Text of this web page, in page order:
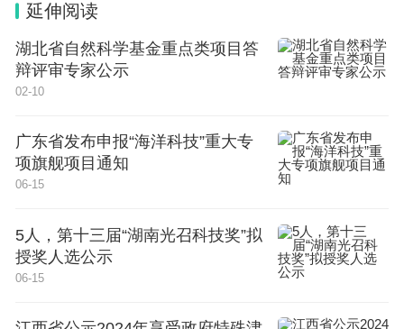
有时间顾及。
直到近退休时，我想应该好好“补补课”了，于是
试着读些名著，比如《复活》《双城记》《红与黑》
但我发现，现在看这些长篇，常常是看了后面，
恒的主题”爱情为主线的，到我现在这个年龄再看，
心情过于冷静，引不起任何共鸣了。所以这“补课”的
计划实践下来不算成功。
延伸阅读
湖北省自然科学基金重点类项目答
辩评审专家公示
02-10
广东省发布申报“海洋科技”重大专
项旗舰项目通知
06-15
5人，第十三届“湖南光召科技奖”拟
授奖人选公示
06-15